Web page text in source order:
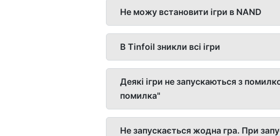
Не можу встановити ігри в NAND
В Tinfoil зникли всі ігри
Деякі ігри не запускаються з
помилка"
Не запускається жодна гра. При